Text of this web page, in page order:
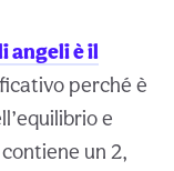
angeli è il
perché è
e
un 2,